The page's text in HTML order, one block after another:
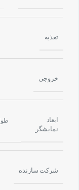
تغذیه
خروجی
ابعاد
نمایشگر
طول =
شرکت سازنده